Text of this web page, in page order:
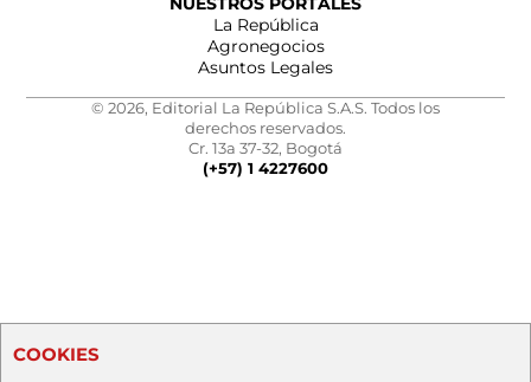
La República
Agronegocios
Asuntos Legales
© 2026, Editorial La República S.A.S. Todos los
derechos reservados.
Cr. 13a 37-32, Bogotá
(+57) 1 4227600
COOKIES